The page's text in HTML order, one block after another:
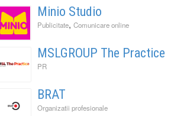
Minio Studio
Publicitate, Comunicare online
MSLGROUP The Practice
PR
BRAT
Organizatii profesionale